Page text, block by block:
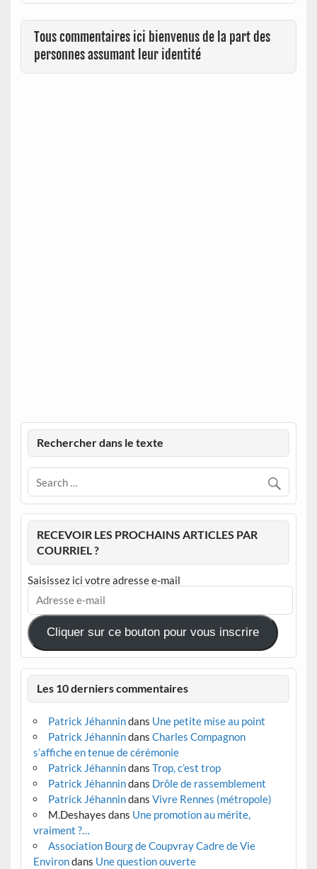
Tous commentaires ici bienvenus de la part des
personnes assumant leur identité
Rechercher dans le texte
RECEVOIR LES PROCHAINS ARTICLES PAR
COURRIEL ?
Saisissez ici votre adresse e-mail
Adresse
mail
Cliquer sur ce bouton pour vous inscrire
Les 10 derniers commentaires
Patrick Jéhannindans Une petite mise au point
Patrick Jéhannindans Charles Compagnon
s’affiche en tenue de cérémonie
Patrick Jéhannindans Trop, c’est trop
Patrick Jéhannindans Drôle de rassemblement
Patrick Jéhannindans Vivre Rennes (métropole)
M.Deshayes dans Une promotion au mérite,
vraiment ?…
Association Bourg de Coupvray Cadre de Vie
Environdans Une question ouverte